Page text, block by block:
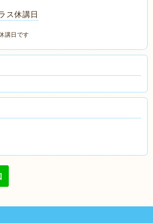
ス休講日
講日です